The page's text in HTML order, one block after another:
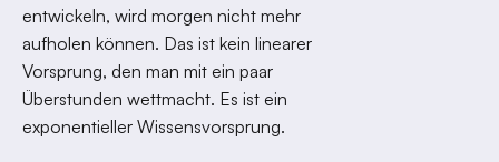
entwickeln, wird morgen nicht mehr
aufholen können. Das ist kein linearer
Vorsprung, den man mit ein paar
Überstunden wettmacht. Es ist ein
exponentieller Wissensvorsprung.